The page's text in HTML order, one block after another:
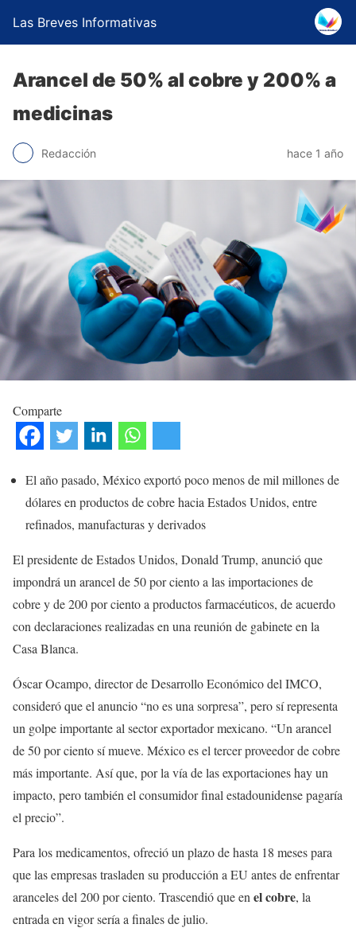
Las Breves Informativas
Arancel de 50% al cobre y 200% a
medicinas
Redacción hace 1 año
Comparte
El año pasado, México exportó poco menos de mil millones de
dólares en productos de cobre hacia Estados Unidos, entre
refinados, manufacturas y derivados
El presidente de Estados Unidos, Donald Trump, anunció que
impondrá un arancel de 50 por ciento a las importaciones de
cobre y de 200 por ciento a productos farmacéuticos, de acuerdo
con declaraciones realizadas en una reunión de gabinete en la
Casa Blanca.
Óscar Ocampo, director de Desarrollo Económico del IMCO,
consideró que el anuncio “no es una sorpresa”, pero sí representa
un golpe importante al sector exportador mexicano. “Un arancel
de 50 por ciento sí mueve. México es el tercer proveedor de cobre
más importante. Así que, por la vía de las exportaciones hay un
impacto, pero también el consumidor final estadounidense pagaría
el precio”.
Para los medicamentos, ofreció un plazo de hasta 18 meses para
que las empresas trasladen su producción a EU antes de enfrentar
aranceles del 200 por ciento. Trascendió que en el cobre, la
entrada en vigor sería a finales de julio.